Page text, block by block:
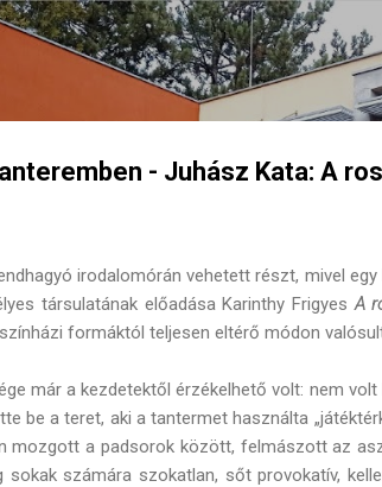
Ugrás a fő tartalomra
- Juhász Kata: A
irodalomórán vehetett részt, mivel
társulatának előadása Karinthy Frigyes A
formáktól teljesen eltérő módon
már a kezdetektől érzékelhető volt: nem
be a teret, aki a tantermet használta
mozgott a padsorok között, felmászott az
sokak számára szokatlan, sőt provokatív,